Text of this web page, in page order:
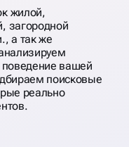
жилой,
загородной
а так же
поведение вашей
поисковые
реально